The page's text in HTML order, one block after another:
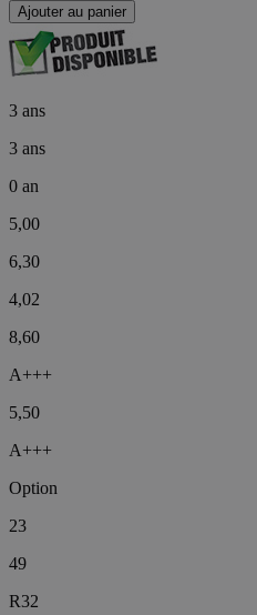
Ajouter au panier
3 ans
3 ans
0 an
5,00
6,30
4,02
8,60
A+++
5,50
A+++
Option
23
49
R32